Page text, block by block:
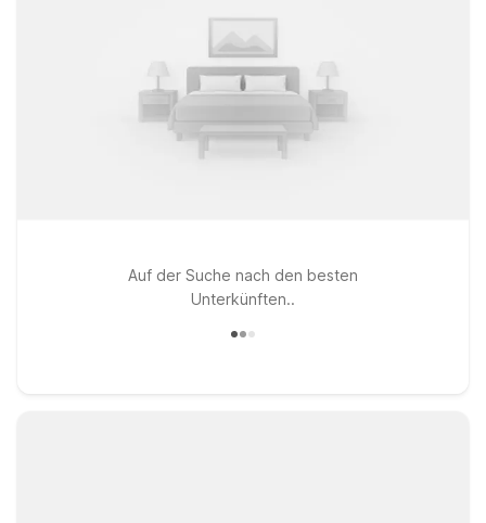
Auf der Suche nach den besten
Unterkünften..